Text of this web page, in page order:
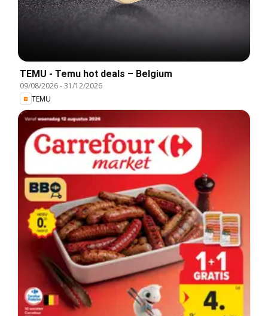
TEMU - Temu hot deals – Belgium
09/08/2026-31/12/2026
TEMU